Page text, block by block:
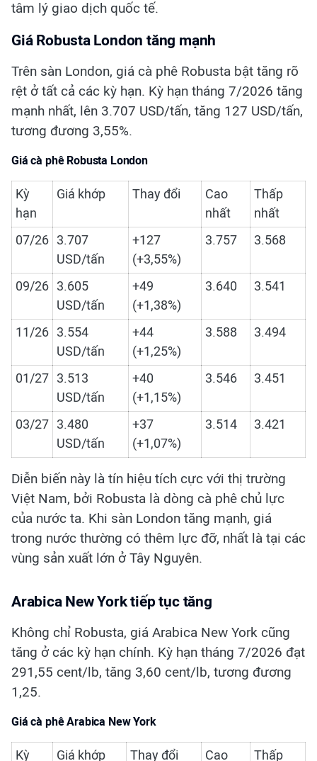
tâm lý giao dịch quốc tế.
Giá Robusta London tăng mạnh
Trên sàn London, giá cà phê Robusta bật tăng rõ
rệt ở tất cả các kỳ hạn. Kỳ hạn tháng 7/2026 tăng
mạnh nhất, lên 3.707 USD/tấn, tăng 127 USD/tấn,
tương đương 3,55%.
Giá cà phê Robusta London
Kỳ
hạn
Giá khớp Thay đổi
Cao
nhất
Thấp
nhất
07/26 3.707
USD/tấn
+127
(+3,55%)
3.757 3.568
09/26 3.605
USD/tấn
+49
(+1,38%)
3.640 3.541
11/26 3.554
USD/tấn
+44
(+1,25%)
3.588 3.494
01/27 3.513
USD/tấn
+40
(+1,15%)
3.546 3.451
03/27 3.480
USD/tấn
+37
(+1,07%)
3.514 3.421
Diễn biến này là tín hiệu tích cực với thị trường
Việt Nam, bởi Robusta là dòng cà phê chủ lực
của nước ta. Khi sàn London tăng mạnh, giá
trong nước thường có thêm lực đỡ, nhất là tại các
vùng sản xuất lớn ở Tây Nguyên.
Arabica New York tiếp tục tăng
Không chỉ Robusta, giá Arabica New York cũng
tăng ở các kỳ hạn chính. Kỳ hạn tháng 7/2026 đạt
291,55 cent/lb, tăng 3,60 cent/lb, tương đương
1,25.
Giá cà phê Arabica New York
Kỳ Giá khớp Thay đổi Cao Thấp